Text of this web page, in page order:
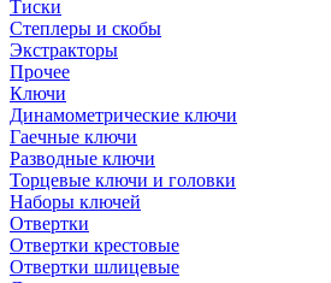
Тиски
Степлеры и скобы
Экстракторы
Прочее
Ключи
Динамометрические ключи
Гаечные ключи
Разводные ключи
Торцевые ключи и головки
Наборы ключей
Отвертки
Отвертки крестовые
Отвертки шлицевые